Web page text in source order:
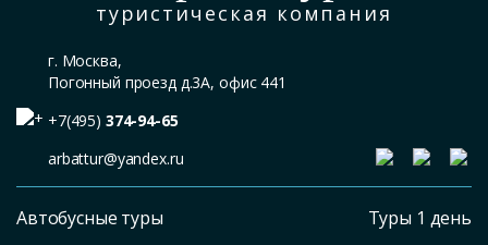
туристическая компания
г. Москва,
Погонный проезд д.3А, офис 441
+7(495) 374-94-65
arbattur@yandex.ru
Автобусные туры
Туры 1 день